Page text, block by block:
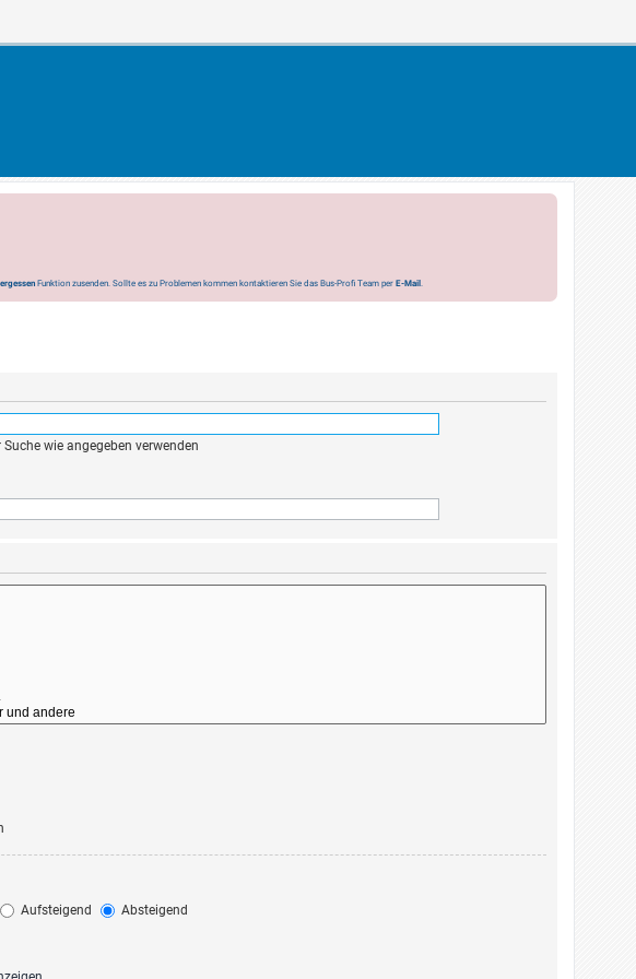
Funktion zusenden. Sollte es zu Problemen kommen kontaktieren Sie das Bus-Profi Team per E-Mail.
wie angegeben verwenden
Aufsteigend Absteigend